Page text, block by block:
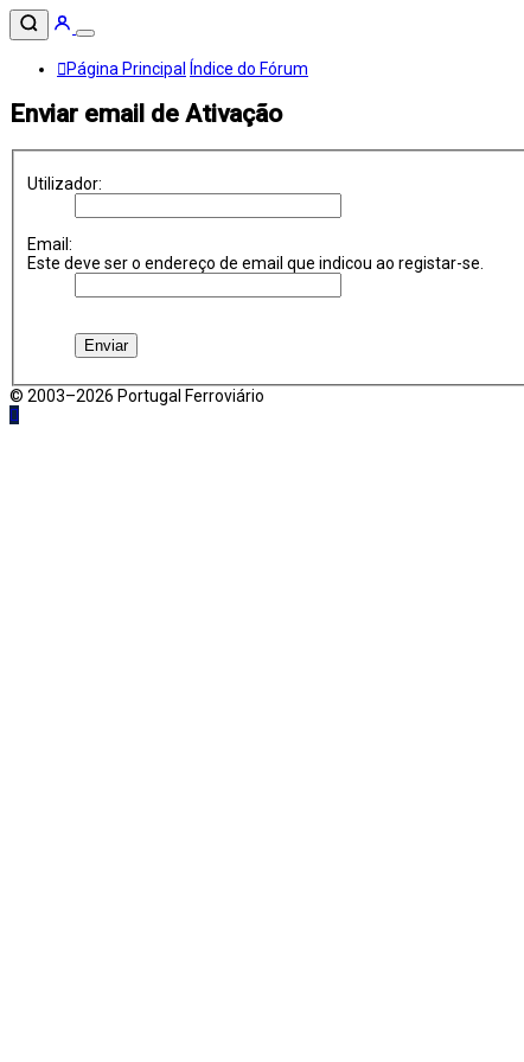
Página Principal Índice do Fórum
Enviar email de Ativação
Utilizador:
Email:
Este deve ser o endereço de email que indicou ao registar-se.
© 2003–2026 Portugal Ferroviário